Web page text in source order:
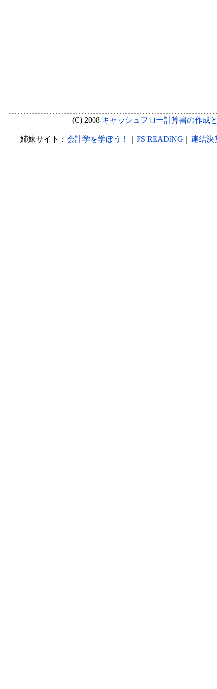
(C) 2008 キャッシュフロー計算書の作成
姉妹サイト： 会計学を学ぼう！ FS READING 連結決